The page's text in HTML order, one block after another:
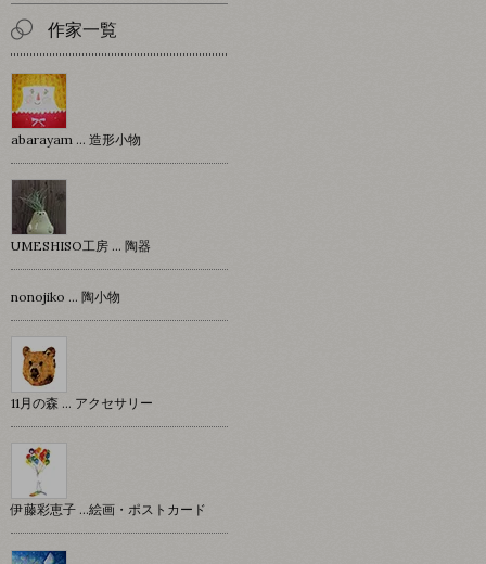
作家一覧
abarayam … 造形小物
UMESHISO工房 … 陶器
nonojiko ... 陶小物
11月の森 … アクセサリー
伊藤彩恵子 …絵画・ポストカード